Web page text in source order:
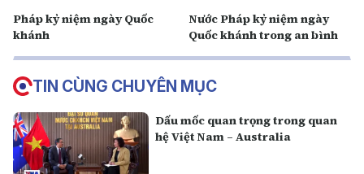
Pháp kỷ niệm ngày Quốc
khánh
Nước Pháp kỷ niệm ngày
Quốc khánh trong an bình
TIN CÙNG CHUYÊN MỤC
Dấu mốc quan trọng trong quan
hệ Việt Nam – Australia